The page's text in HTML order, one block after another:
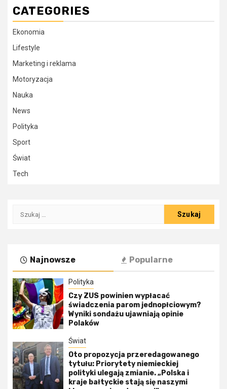
CATEGORIES
Ekonomia
Lifestyle
Marketing i reklama
Motoryzacja
Nauka
News
Polityka
Sport
Świat
Tech
Szukaj:
Najnowsze Popularne
Polityka
Czy ZUS powinien wypłacać
świadczenia parom jednopłciowym?
Wyniki sondażu ujawniają opinie
Polaków
Świat
Oto propozycja przeredagowanego
tytułu: Priorytety niemieckiej
polityki ulegają zmianie. „Polska i
kraje bałtyckie stają się naszymi